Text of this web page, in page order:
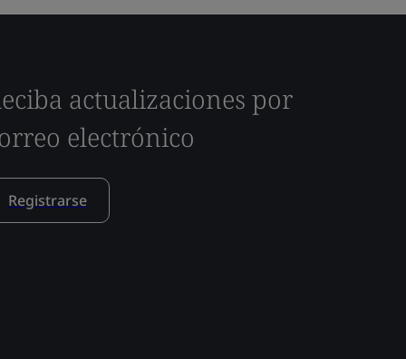
actualizaciones por
electrónico
Registrarse